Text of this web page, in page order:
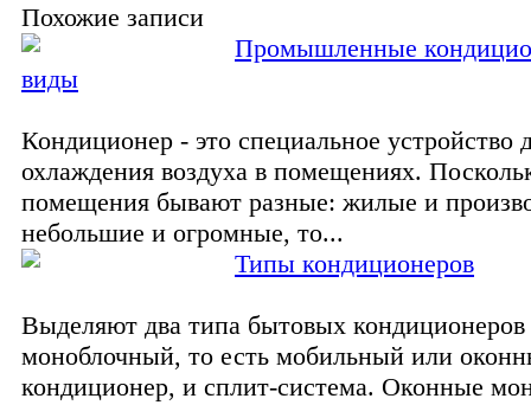
Похожие записи
Промышленные
виды
Кондиционер - это специальное устройство
охлаждения воздуха в помещениях.
помещения бывают разные: жилые и
небольшие и огромные, то...
Типы кондиционеров
Выделяют два типа бытовых кондиционеров
моноблочный, то есть мобильный или
кондиционер, и сплит-система. Оконные